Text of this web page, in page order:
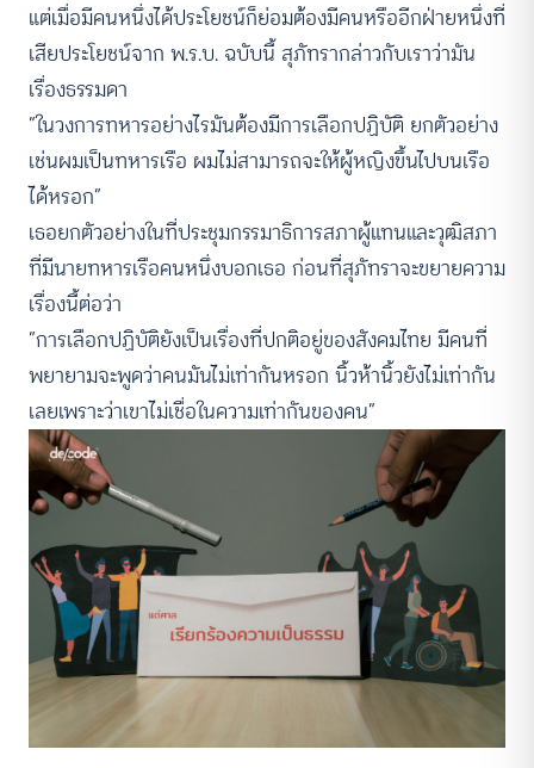
แต่เมื่อมีคนหนึ่งได้ประโยชน์ก็ย่อมต้องมีคนหรืออีกฝ่ายหนึ่งที่
เสียประโยชน์จาก พ.ร.บ. ฉบับนี้ สุภัทรากล่าวกับเราว่ามัน
เรื่องธรรมดา
“ในวงการทหารอย่างไรมันต้องมีการเลือกปฏิบัติ ยกตัวอย่าง
เช่นผมเป็นทหารเรือ ผมไม่สามารถจะให้ผู้หญิงขึ้นไปบนเรือ
ได้หรอก”
เธอยกตัวอย่างในที่ประชุมกรรมาธิการสภาผู้แทนและวุฒิสภา
ที่มีนายทหารเรือคนหนึ่งบอกเธอ ก่อนที่สุภัทราจะขยายความ
เรื่องนี้ต่อว่า
“การเลือกปฏิบัติยังเป็นเรื่องที่ปกติอยู่ของสังคมไทย มีคนที่
พยายามจะพูดว่าคนมันไม่เท่ากันหรอก นิ้วห้านิ้วยังไม่เท่ากัน
เลยเพราะว่าเขาไม่เชื่อในความเท่ากันของคน”